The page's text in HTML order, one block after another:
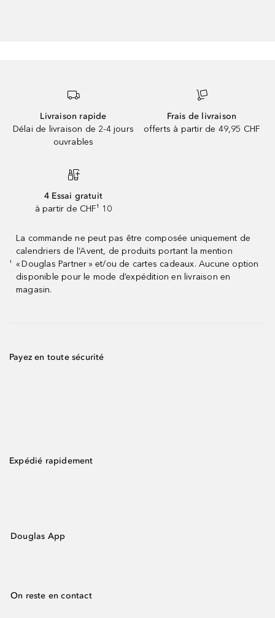
Livraison rapide
Délai de livraison de 2-4 jours
ouvrables
Frais de livraison
offerts à partir de 49,95 CHF
4 Essai gratuit
à partir de CHF¹ 10
¹
La commande ne peut pas être composée uniquement de
calendriers de l’Avent, de produits portant la mention
« Douglas Partner » et/ou de cartes cadeaux. Aucune option
disponible pour le mode d’expédition en livraison en
magasin.
Payez en toute sécurité
Expédié rapidement
Douglas App
On reste en contact